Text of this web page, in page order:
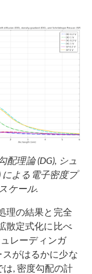
配理論 (DG), シュ
による電子密度プ
ケール.
理の結果と完全
散定式化に比べ
レーディンガ
がはるかに少な
は, 密度勾配の計